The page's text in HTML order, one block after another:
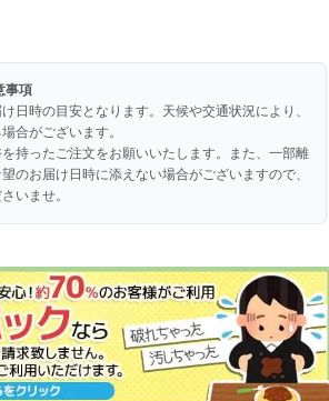
事項
日時の目安となります。天候や交通状況により、
合がございます。
持ったご注文をお願いいたします。また、一部離
のお届け日時に添えない場合がございますので、
いませ。